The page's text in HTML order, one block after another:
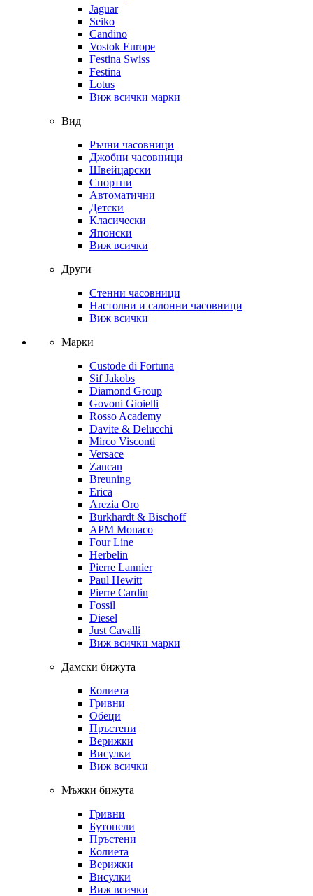
Jaguar
Seiko
Candino
Vostok Europe
Festina Swiss
Festina
Lotus
Виж всички марки
Вид
Ръчни часовници
Джобни часовници
Швейцарски
Спортни
Автоматични
Детски
Класически
Японски
Виж всички
Други
Стенни часовници
Настолни и салонни часовници
Виж всички
Марки
Custode di Fortuna
Sif Jakobs
Diamond Group
Govoni Gioielli
Rosso Academy
Davite & Delucchi
Mirco Visconti
Versace
Zancan
Breuning
Erica
Arezia Oro
Burkhardt & Bischoff
APM Monaco
Four Line
Herbelin
Pierre Lannier
Paul Hewitt
Pierre Cardin
Fossil
Diesel
Just Cavalli
Виж всички марки
Дамски бижута
Колиета
Гривни
Обеци
Пръстени
Верижки
Висулки
Виж всички
Мъжки бижута
Гривни
Бутонели
Пръстени
Колиета
Верижки
Висулки
Виж всички